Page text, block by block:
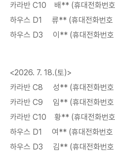
카라반 C10 배** (휴대전화번
하우스 D1 류** (휴대전화번
하우스 D3 이** (휴대전화번호
<2026. 7. 18.(토)>
카라반 C8 성** (휴대전화번
카라반 C9 임** (휴대전화번호
카라반 C10 황** (휴대전화번
하우스 D1 여** (휴대전화번호
하우스 D3 김** (휴대전화번